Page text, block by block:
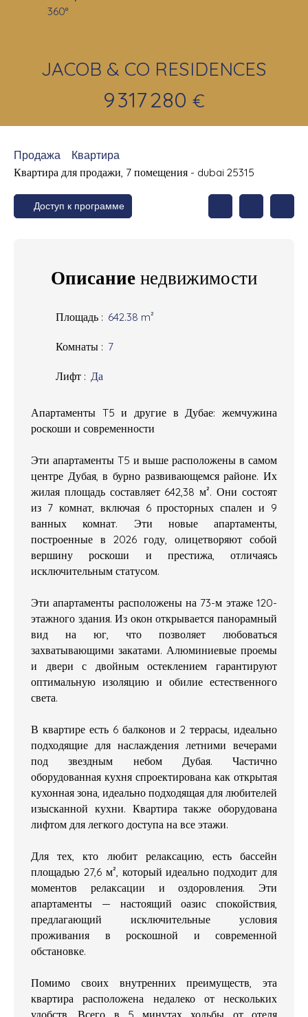
360°
JACOB & CO RESIDENCES
9 317 280 €
Продажа
Квартира
Квартира для продажи, 7 помещения - dubai 25315
Доступ к программе
Описание недвижимости
Площадь : 642.38 m²
Комнаты : 7
Лифт : Да
Апартаменты T5 и другие в Дубае: жемчужина
роскоши и современности
Эти апартаменты T5 и выше расположены в самом
центре Дубая, в бурно развивающемся районе. Их
жилая площадь составляет 642,38 м². Они состоят
из 7 комнат, включая 6 просторных спален и 9
ванных комнат. Эти новые апартаменты,
построенные в 2026 году, олицетворяют собой
вершину роскоши и престижа, отличаясь
исключительным статусом.
Эти апартаменты расположены на 73-м этаже 120-
этажного здания. Из окон открывается панорамный
вид на юг, что позволяет любоваться
захватывающими закатами. Алюминиевые проемы
и двери с двойным остеклением гарантируют
оптимальную изоляцию и обилие естественного
света.
В квартире есть 6 балконов и 2 террасы, идеально
подходящие для наслаждения летними вечерами
под звездным небом Дубая. Частично
оборудованная кухня спроектирована как открытая
кухонная зона, идеально подходящая для любителей
изысканной кухни. Квартира также оборудована
лифтом для легкого доступа на все этажи.
Для тех, кто любит релаксацию, есть бассейн
площадью 27,6 м², который идеально подходит для
моментов релаксации и оздоровления. Эти
апартаменты — настоящий оазис спокойствия,
предлагающий исключительные условия
проживания в роскошной и современной
обстановке.
Помимо своих внутренних преимуществ, эта
квартира расположена недалеко от нескольких
удобств. Всего в 5 минутах ходьбы от отеля